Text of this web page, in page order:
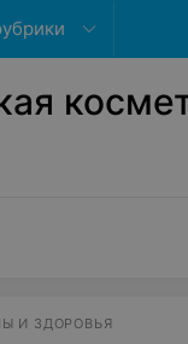
И ЗДОРОВЬЯ